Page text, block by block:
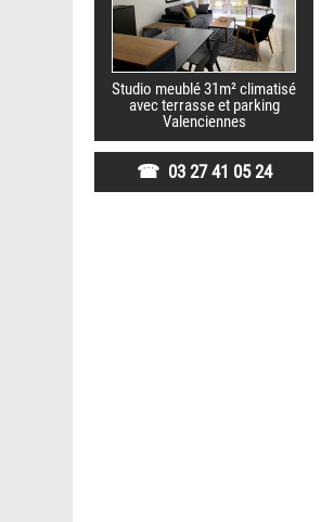
Studio meublé 31m² climatisé
avec terrasse et parking
Valenciennes
☎ 03 27 41 05 24